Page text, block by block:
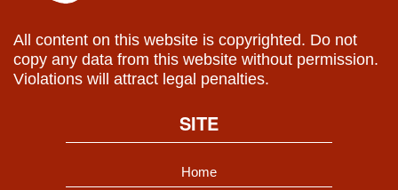
All content on this website is copyrighted. Do not
copy any data from this website without permission.
Violations will attract legal penalties.
SITE
Home